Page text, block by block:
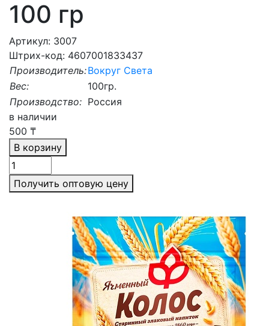
100 гр
Артикул: 3007
Штрих-код: 4607001833437
Производитель:Вокруг Света
Вес:
100гр.
Производство: Россия
в наличии
500 ₸
В корзину
Получить оптовую цену